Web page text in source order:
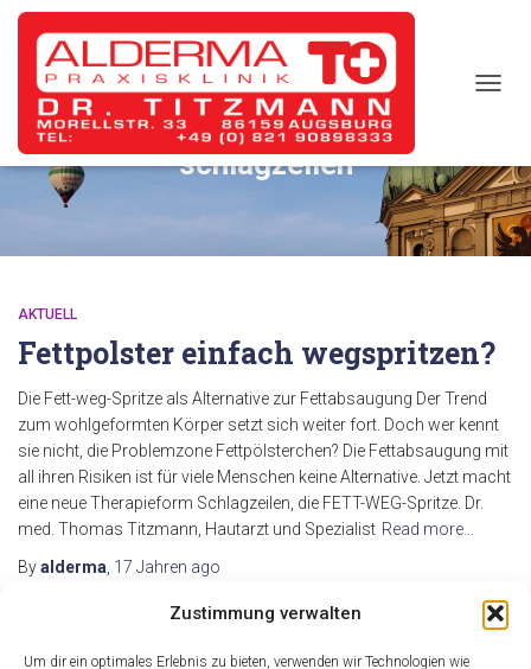
Zustimmung verwalten
Um dir ein optimales Erlebnis zu bieten, verwenden wir Technologien wie
schlagzeilen
AKTUELL
Fettpolster einfach wegspritzen?
Die Fett-weg-Spritze als Alternative zur Fettabsaugung Der Trend
zum wohlgeformten Körper setzt sich weiter fort. Doch wer kennt
sie nicht, die Problemzone Fettpölsterchen? Die Fettabsaugung mit
all ihren Risiken ist für viele Menschen keine Alternative. Jetzt macht
eine neue Therapieform Schlagzeilen, die FETT-WEG-Spritze. Dr.
med. Thomas Titzmann, Hautarzt und Spezialist Read more…
Byalderma 17 Jahren ago